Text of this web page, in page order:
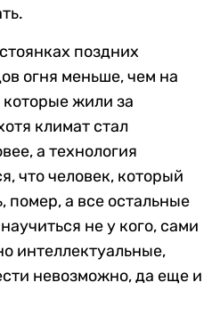
поздних
огня меньше, чем на
которые жили за
климат стал
а технология
что человек, который
помер, а все остальные
не у кого, сами
интеллектуальные,
невозможно, да еще и